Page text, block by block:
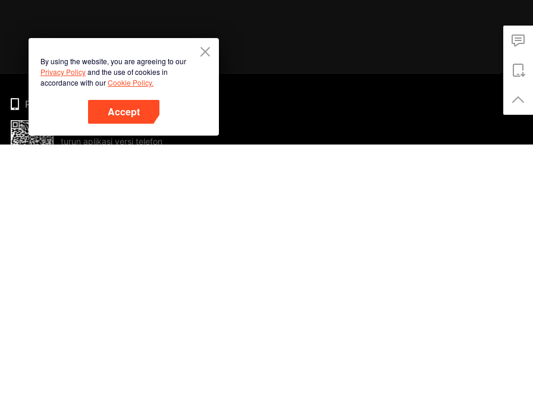
By using the website, you are agreeing to our
Privacy Policyand the use of cookies in
accordance with ourCookie Policy.
Accept
Phone
turun aplikasi versi telefon